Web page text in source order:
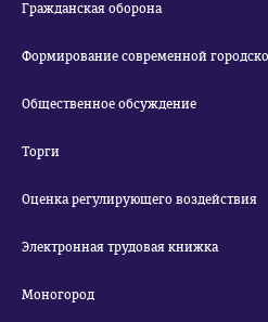
Гражданская оборона
Формирование современной
Общественное обсуждение
Торги
Оценка регулирующего воздействия
Электронная трудовая книжка
Моногород